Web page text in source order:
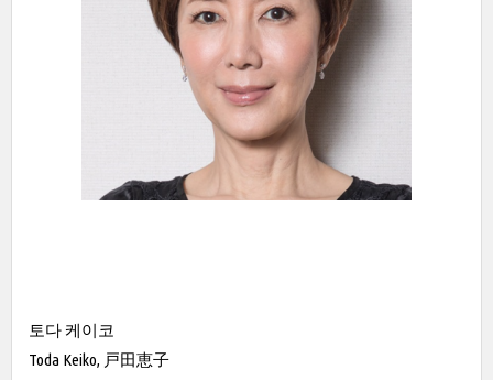
토다 케이코
Toda Keiko, 戸田恵子